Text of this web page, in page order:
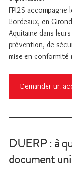
FPI2S accompagne
Bordeaux, en
Aquitaine dans
prévention, de
mise en conformité
DUERP : à
document